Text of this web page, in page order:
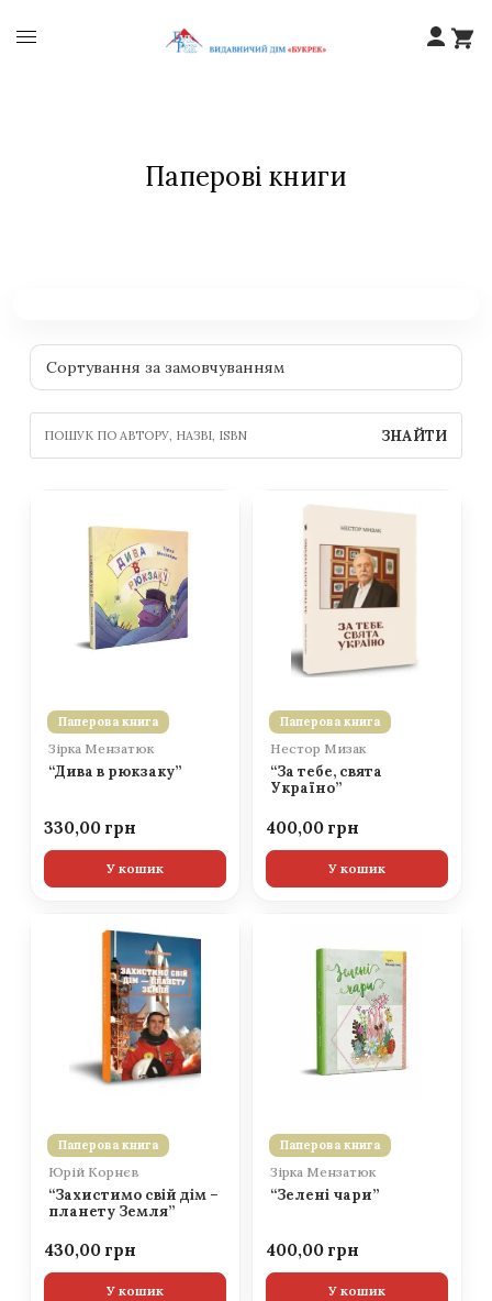
Паперові книги
ЗНАЙТИ
Паперова книга
Зірка Мензатюк
“Дива в рюкзаку”
330,00
У кошик
Паперова книга
Нестор Мизак
“За тебе, свята
Україно”
400,00
У кошик
Паперова книга
Юрій Корнєв
“Захистимо свій дім –
планету Земля”
430,00
У кошик
Паперова книга
Зірка Мензатюк
“Зелені чари”
400,00
У кошик